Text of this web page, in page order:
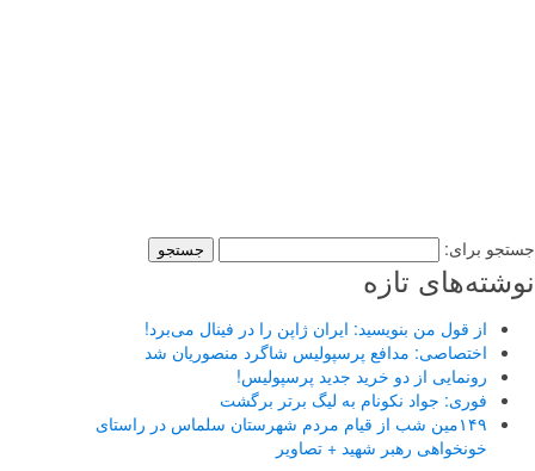
جستجو برای:
نوشته‌های تازه
از قول من بنویسید: ایران ژاپن را در فینال می‌برد!
اختصاصی: مدافع پرسپولیس شاگرد منصوریان شد
رونمایی از دو خرید جدید پرسپولیس!
فوری: جواد نکونام به لیگ برتر برگشت
۱۴۹مین شب از قیام مردم شهرستان سلماس در راستای
خونخواهی رهبر شهید + تصاویر